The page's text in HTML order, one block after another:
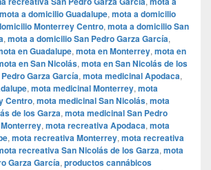
mota a domicilio Guadalupe, mota a domicilio
Monterrey Centro, mota a domicilio San
, mota a domicilio San Pedro Garza García,
en Guadalupe, mota en Monterrey, mota en
en San Nicolás, mota en San Nicolás de los
Garza García, mota medicinal Apodaca,
, mota medicinal Monterrey, mota
Centro, mota medicinal San Nicolás, mota
de los Garza, mota medicinal San Pedro
, mota recreativa Apodaca, mota
, mota recreativa Monterrey, mota recreativa
recreativa San Nicolás de los Garza, mota
Garza García, productos cannábicos